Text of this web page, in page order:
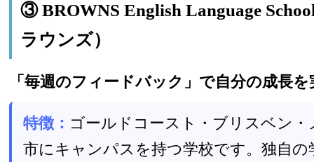
③ BROWNS English Language
ラウンズ）
「毎週のフィードバック」で自分の成長
特徴： ゴールドコースト・ブリスベン
市にキャンパスを持つ学校です。独自の